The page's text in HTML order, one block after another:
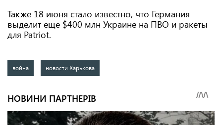
Также 18 июня стало известно, что Германия
выделит еще $400 млн Украине на ПВО и ракеты
для Patriot.
война новости Харькова